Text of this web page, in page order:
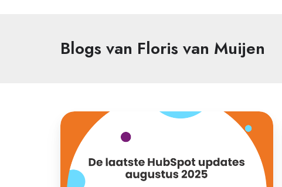
Blogs van Floris van Muijen
De
laatste
HubSpot
updates